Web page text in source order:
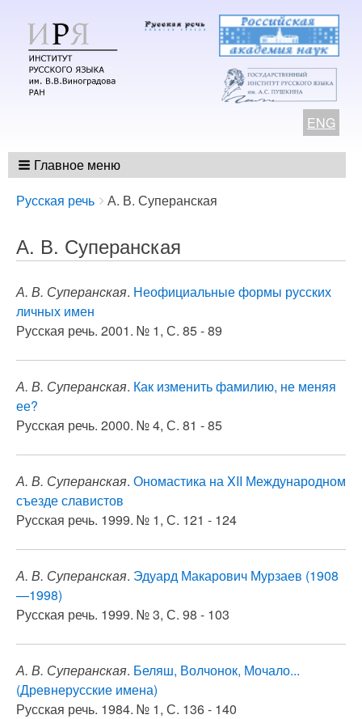
ENG
Главное меню
Breadcrumbs
You
here:
Русская речь А. В. Суперанская
А. В. Суперанская
А. В. Суперанская. Неофициальные формы русских
личных имен
Русская речь. 2001. № 1, С. 85 - 89
А. В. Суперанская. Как изменить фамилию, не меняя
ее?
Русская речь. 2000. № 4, С. 81 - 85
А. В. Суперанская. Ономастика на XII Международном
съезде славистов
Русская речь. 1999. № 1, С. 121 - 124
А. В. Суперанская. Эдуард Макарович Мурзаев (1908
—1998)
Русская речь. 1999. № 3, С. 98 - 103
А. В. Суперанская. Беляш, Волчонок, Мочало...
(Древнерусские имена)
Русская речь. 1984. № 1, С. 136 - 140